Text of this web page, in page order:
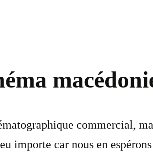
commercial,
importe car nous en